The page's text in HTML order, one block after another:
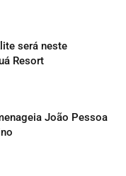
será neste
Resort
João Pessoa